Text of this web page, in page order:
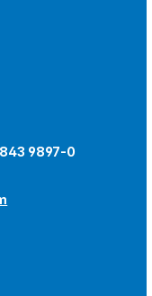
9897-0